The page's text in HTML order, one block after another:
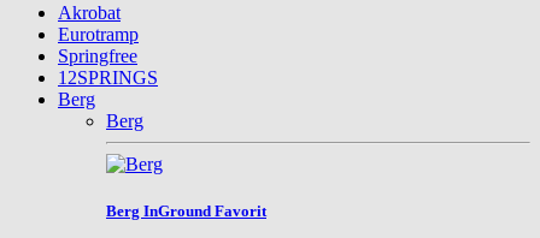
Akrobat
Eurotramp
Springfree
12SPRINGS
Berg
Berg
Berg InGround Favorit